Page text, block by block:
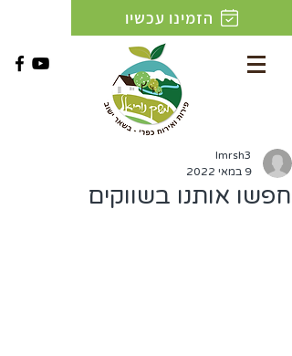
הזמינו עכשיו
חפשו אותנו בשווקים
lmrsh3
9 במאי 2022